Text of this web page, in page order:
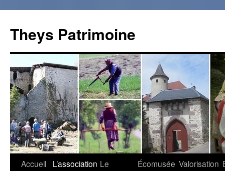
Theys Patrimoine
Aller
Accueil L’association Le
Écomusée Valorisation